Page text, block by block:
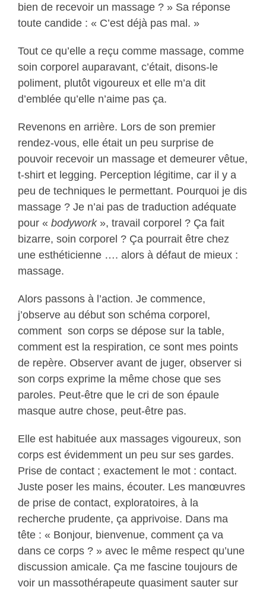
bien de recevoir un massage ? » Sa réponse
toute candide : « C’est déjà pas mal. »
Tout ce qu’elle a reçu comme massage, comme
soin corporel auparavant, c’était, disons-le
poliment, plutôt vigoureux et elle m’a dit
d’emblée qu’elle n’aime pas ça.
Revenons en arrière. Lors de son premier
rendez-vous, elle était un peu surprise de
pouvoir recevoir un massage et demeurer vêtue,
t-shirt et legging. Perception légitime, car il y a
peu de techniques le permettant. Pourquoi je dis
massage ? Je n’ai pas de traduction adéquate
pour « bodywork», travail corporel ? Ça fait
bizarre, soin corporel ? Ça pourrait être chez
une esthéticienne …. alors à défaut de mieux :
massage.
Alors passons à l’action. Je commence,
j’observe au début son schéma corporel,
comment son corps se dépose sur la table,
comment est la respiration, ce sont mes points
de repère. Observer avant de juger, observer si
son corps exprime la même chose que ses
paroles. Peut-être que le cri de son épaule
masque autre chose, peut-être pas.
Elle est habituée aux massages vigoureux, son
corps est évidemment un peu sur ses gardes.
Prise de contact ; exactement le mot : contact.
Juste poser les mains, écouter. Les manœuvres
de prise de contact, exploratoires, à la
recherche prudente, ça apprivoise. Dans ma
tête : « Bonjour, bienvenue, comment ça va
dans ce corps ? » avec le même respect qu’une
discussion amicale. Ça me fascine toujours de
voir un massothérapeute quasiment sauter sur